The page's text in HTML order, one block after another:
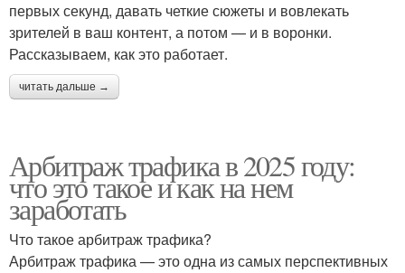
первых секунд, давать четкие сюжеты и вовлекать
зрителей в ваш контент, а потом — и в воронки.
Рассказываем, как это работает.
читать дальше →
Арбитраж трафика в 2025 году:
что это такое и как на нем
заработать
Что такое арбитраж трафика?
Арбитраж трафика — это одна из самых перспективных